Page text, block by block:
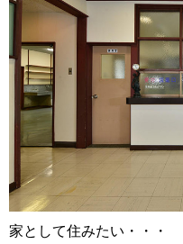
家として住みたい・・・